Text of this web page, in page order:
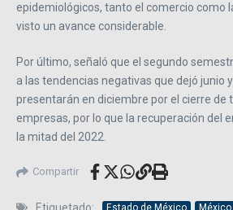
epidemiológicos, tanto el comercio como
visto un avance considerable.
Por último, señaló que el segundo
a las tendencias negativas que dejó junio
presentarán en diciembre por el cierre de
empresas, por lo que la recuperación del
la mitad del 2022.
Compartir
Estado de México
México